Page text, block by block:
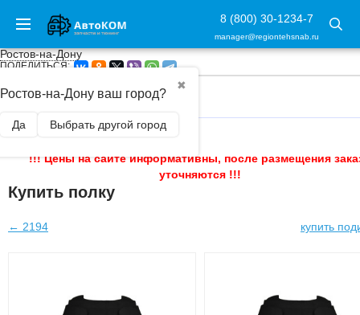
8 (800) 30-1234-7
manager@regiontehsnab.ru
Ростов-на-Дону
✖
Ростов-на-Дону ваш город?
Да Выбрать другой город
ПОДЕЛИТЬСЯ:
ГЛАВНАЯ /
!!! Цены на сайте информативны, после размещения
уточняются !!!
Купить полку
купить
← 2194